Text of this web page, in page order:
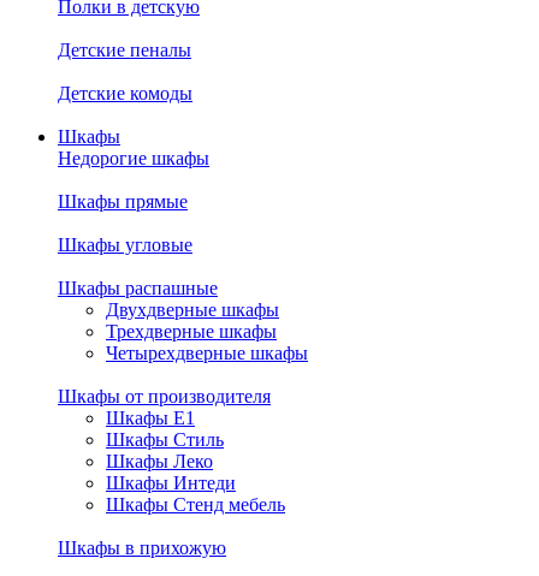
Полки в детскую
Детские пеналы
Детские комоды
Шкафы
Недорогие шкафы
Шкафы прямые
Шкафы угловые
Шкафы распашные
Двухдверные шкафы
Трехдверные шкафы
Четырехдверные шкафы
Шкафы от производителя
Шкафы E1
Шкафы Стиль
Шкафы Леко
Шкафы Интеди
Шкафы Стенд мебель
Шкафы в прихожую